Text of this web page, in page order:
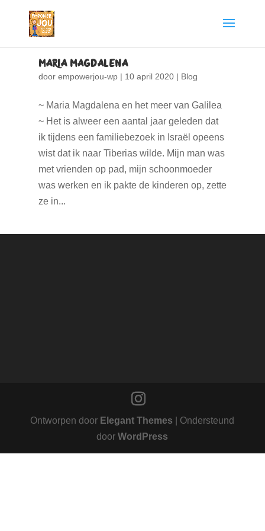
Maria Magdalena
door empowerjou-wp| 10 april 2020| Blog
~ Maria Magdalena en het meer van Galilea
~ Het is alweer een aantal jaar geleden dat
ik tijdens een familiebezoek in Israël opeens
wist dat ik naar Tiberias wilde. Mijn man was
met vrienden op pad, mijn schoonmoeder
was werken en ik pakte de kinderen op, zette
ze in...
Ontworpen door Elegant Themes | Ondersteund
doorWordPress